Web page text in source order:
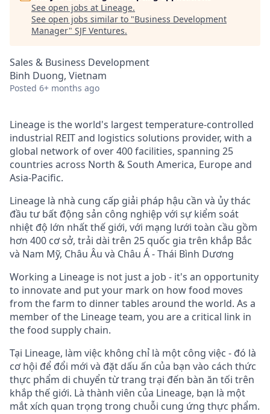
See open jobs at Lineage.
See open jobs similar to "Business Development
Manager" SJF Ventures.
Sales & Business Development
Binh Duong, Vietnam
Posted 6+ months ago
Lineage is the world's largesttemperature-controlled
industrial REIT and logistics solutions provider, with a
global network of over 400 facilities, spanning 25
countries across North & South America, Europe and
Asia-Pacific.
Lineage là nhà cung cấp giải pháp hậu cần và ủythác
đầu tư bất động sản công nghiệp với sự kiểm soát
nhiệt độ lớn nhấtthế giới, với mạng lưới toàn cầu gồm
hơn 400 cơsở, trải dài trên 25 quốc gia trên khắp Bắc
và Nam Mỹ, Châu Âu và Châu Á - Thái Bình Dương
Working a Lineage is not just a job - it's an opportunity
to innovate and put your mark on how food moves
from the farm to dinner tables around the world. As a
member of the Lineage team, you are a critical link in
the food supply chain.
Tại Lineage, làm việc không chỉ là một công việc - đó là
cơ hội để đổi mới và đặt dấu ấn của bạn vào cách thức
thực phẩm di chuyển từtrang trại đến bàn ăn tối trên
khắp thế giới. Là thành viên của Lineage, bạn là một
mắtxích quan trọng trong chuỗi cung ứng thực phẩm.